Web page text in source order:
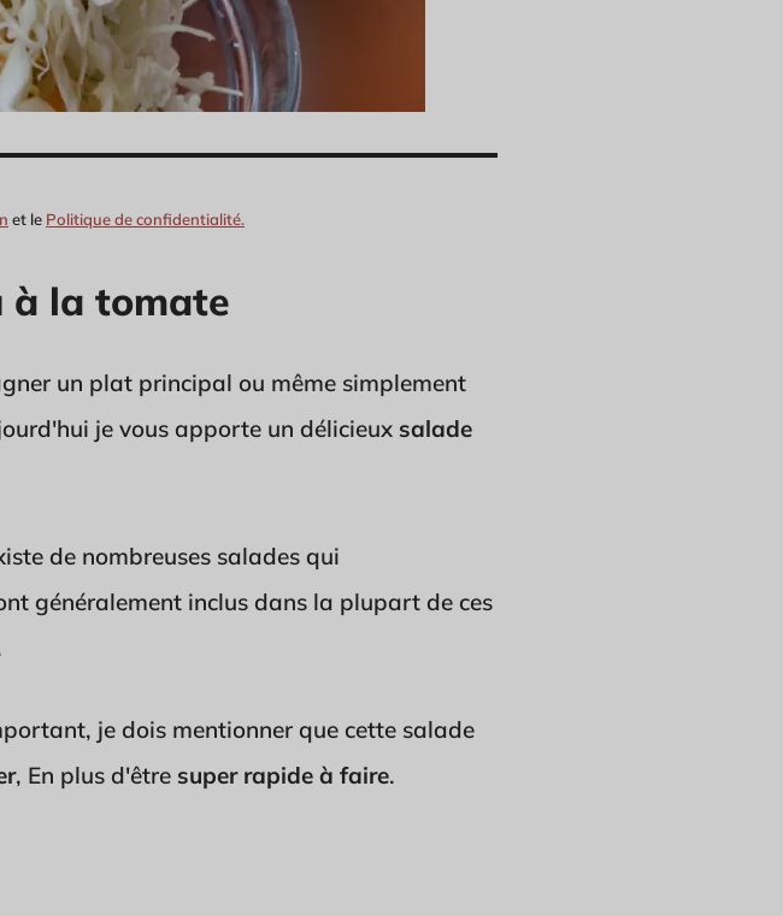
et le Politique de confidentialité.
à la tomate
un plat principal ou même simplement
je vous apporte un délicieux salade
de nombreuses salades qui
généralement inclus dans la plupart de ces
je dois mentionner que cette salade
, En plus d'être super rapide à faire.